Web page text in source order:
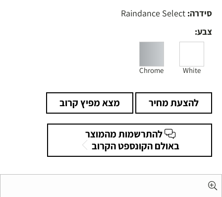
סידרה:
צבע:
White
Chrome
להצעת מחיר מצא מפיץ קרוב
להתרשמות מהמוצר
באולם הקונספט הקרוב